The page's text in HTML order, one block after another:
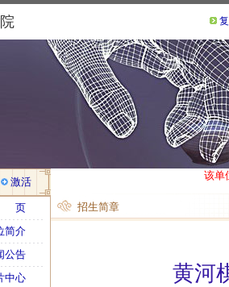
激活
页
简介
公告
中心
该单
招生简章
黄河